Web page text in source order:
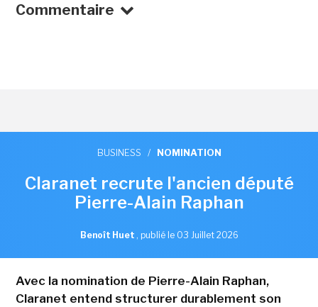
Commentaire
BUSINESS / NOMINATION
Claranet recrute l'ancien député
Pierre-Alain Raphan
Benoît Huet , publié le 03 Juillet 2026
Avec la nomination de Pierre-Alain Raphan,
Claranet entend structurer durablement son